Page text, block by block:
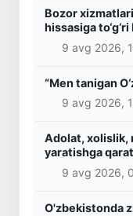
Bozor
hissasiga
9 avg 2026,
“Men tanigan
9 avg 2026,
Adolat, xolislik,
yaratishga
9 avg 2026,
O'zbekistonda